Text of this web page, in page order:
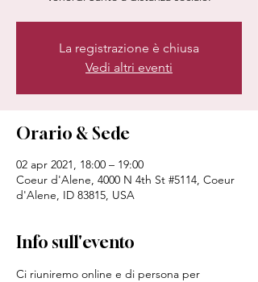
La registrazione è chiusa
Vedi altri eventi
Orario & Sede
02 apr 2021, 18:00 – 19:00
Coeur d'Alene, 4000 N 4th St #5114, Coeur
d'Alene, ID 83815, USA
Info sull'evento
Ci riuniremo online e di persona per